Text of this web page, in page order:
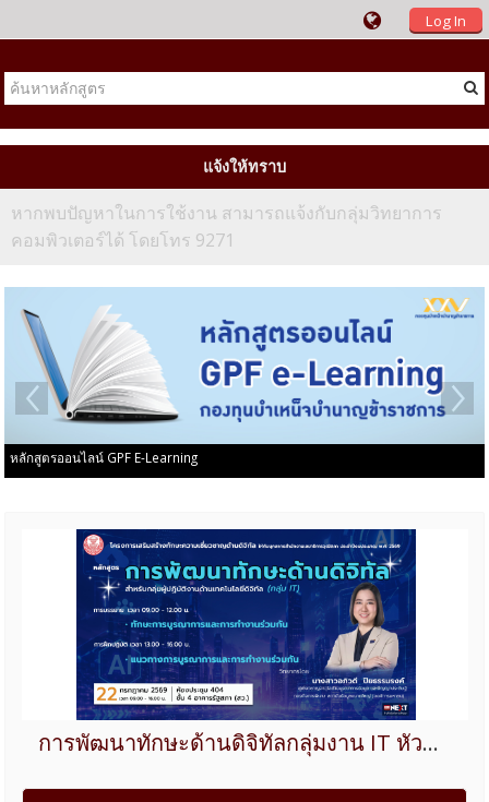
Log In
แจ้งให้ทราบ
หากพบปัญหาในการใช้งาน สามารถแจ้งกับกลุ่มวิทยาการ
คอมพิวเตอร์ได้ โดยโทร 9271
หลักสูตรออนไลน์ GPF E-Learning
การพัฒนาทักษะด้านดิจิทัลกลุ่มงาน IT หัวข้อ ทักษะการบูรณาการและการทำงานร่วมกัน